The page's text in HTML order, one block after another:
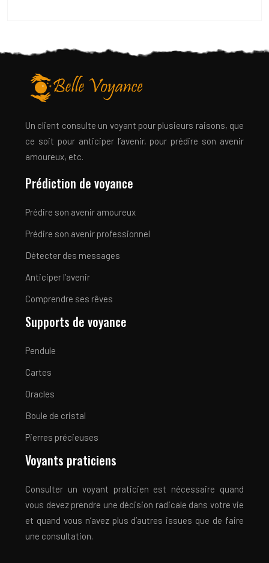
Un client consulte un voyant pour plusieurs raisons, que
ce soit pour anticiper l’avenir, pour prédire son avenir
amoureux, etc.
Prédiction de voyance
Prédire son avenir amoureux
Prédire son avenir professionnel
Détecter des messages
Anticiper l’avenir
Comprendre ses rêves
Supports de voyance
Pendule
Cartes
Oracles
Boule de cristal
Pierres précieuses
Voyants praticiens
Consulter un voyant praticien est nécessaire quand
vous devez prendre une décision radicale dans votre vie
et quand vous n’avez plus d’autres issues que de faire
une consultation.